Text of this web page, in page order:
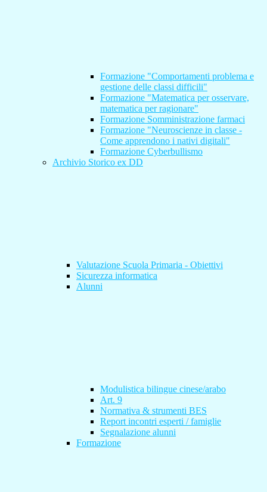
Formazione "Comportamenti problema e
gestione delle classi difficili"
Formazione "Matematica per osservare,
matematica per ragionare"
Formazione Somministrazione farmaci
Formazione "Neuroscienze in classe -
Come apprendono i nativi digitali"
Formazione Cyberbullismo
Archivio Storico ex DD
Valutazione Scuola Primaria - Obiettivi
Sicurezza informatica
Alunni
Modulistica bilingue cinese/arabo
Art. 9
Normativa & strumenti BES
Report incontri esperti / famiglie
Segnalazione alunni
Formazione